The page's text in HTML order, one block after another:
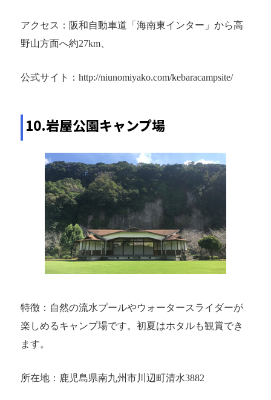
アクセス：阪和自動車道「海南東インター」から高
野山方面へ約27km、
公式サイト：http://niunomiyako.com/kebaracampsite/
10.岩屋公園キャンプ場
特徴：自然の流水プールやウォータースライダーが
楽しめるキャンプ場です。初夏はホタルも観賞でき
ます。
所在地：鹿児島県南九州市川辺町清水3882